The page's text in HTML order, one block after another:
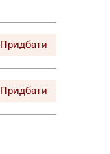
Придбати
Придбати